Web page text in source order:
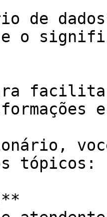
de
o
tópicos: